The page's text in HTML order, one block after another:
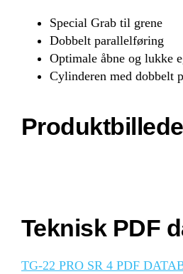
Special Grab til grene
Dobbelt parallelføring
Optimale åbne og lukke
Cylinderen med dobbelt
Produktbillede
Teknisk PDF
TG-22 PRO SR 4 PDF